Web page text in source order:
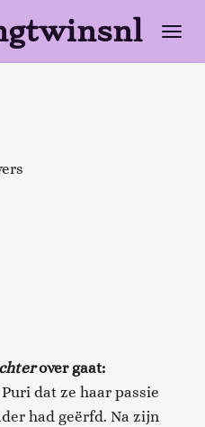
over gaat:
dat ze haar passie
had geërfd. Na zijn